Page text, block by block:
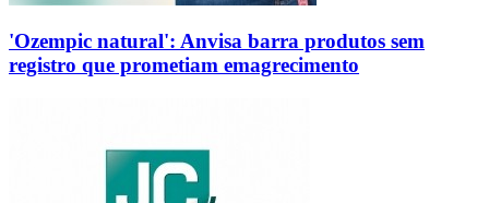
'Ozempic natural': Anvisa barra produtos sem
registro que prometiam emagrecimento